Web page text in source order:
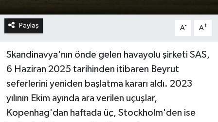
Paylaş A- A+
Skandinavya'nın önde gelen havayolu şirketi SAS,
6 Haziran 2025 tarihinden itibaren Beyrut
seferlerini yeniden başlatma kararı aldı. 2023
yılının Ekim ayında ara verilen uçuşlar,
Kopenhag'dan haftada üç, Stockholm'den ise